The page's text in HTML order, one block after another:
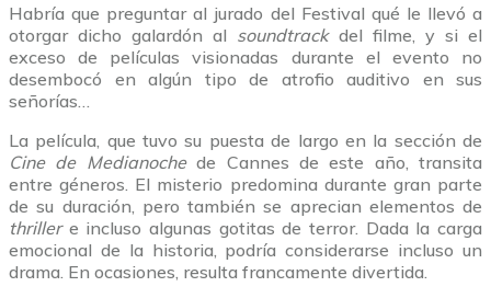
Habría que preguntar al jurado del Festival qué le llevó a
otorgar dicho galardón al soundtrackdel filme, y si el
exceso de películas visionadas durante el evento no
desembocó en algún tipo de atrofio auditivo en sus
señorías…
La película, que tuvo su puesta de largo en la sección de
Cine de Medianochede Cannes de este año, transita
entre géneros. El misterio predomina durante gran parte
de su duración, pero también se aprecian elementos de
thrillere incluso algunas gotitas de terror. Dada la carga
emocional de la historia, podría considerarse incluso un
drama. En ocasiones, resulta francamente divertida.